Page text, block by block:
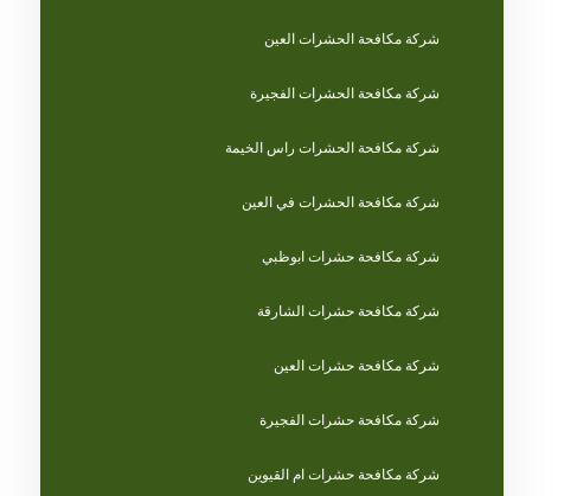
شركة مكافحة الحشرات العين
شركة مكافحة الحشرات الفجيرة
شركة مكافحة الحشرات راس الخيمة
شركة مكافحة الحشرات في العين
شركة مكافحة حشرات ابوظبي
شركة مكافحة حشرات الشارقة
شركة مكافحة حشرات العين
شركة مكافحة حشرات الفجيرة
شركة مكافحة حشرات ام القيوين